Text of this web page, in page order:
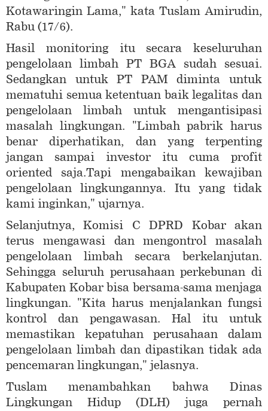
Kotawaringin Lama," kata Tuslam Amirudin,
Rabu (17/6).
Hasil monitoring itu secara keseluruhan
pengelolaan limbah PT BGA sudah sesuai.
Sedangkan untuk PT PAM diminta untuk
mematuhi semua ketentuan baik legalitas dan
pengelolaan limbah untuk mengantisipasi
masalah lingkungan. "Limbah pabrik harus
benar diperhatikan, dan yang terpenting
jangan sampai investor itu cuma profit
oriented saja.Tapi mengabaikan kewajiban
pengelolaan lingkungannya. Itu yang tidak
kami inginkan," ujarnya.
Selanjutnya, Komisi C DPRD Kobar akan
terus mengawasi dan mengontrol masalah
pengelolaan limbah secara berkelanjutan.
Sehingga seluruh perusahaan perkebunan di
Kabupaten Kobar bisa bersama-sama menjaga
lingkungan. "Kita harus menjalankan fungsi
kontrol dan pengawasan. Hal itu untuk
memastikan kepatuhan perusahaan dalam
pengelolaan limbah dan dipastikan tidak ada
pencemaran lingkungan," jelasnya.
Tuslam menambahkan bahwa Dinas
Lingkungan Hidup (DLH) juga pernah